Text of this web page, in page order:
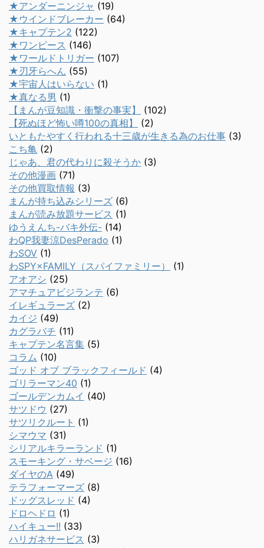
★アンダーニンジャ (19)
★ウインドブレーカー (64)
★キャプテン2 (122)
★ワンピース (146)
★ワールドトリガー (107)
★刃牙らへん (55)
★宇宙人はいらない (1)
★真なる男 (1)
【まんが豆知識・衝撃の事実】
(102)
【死ぬほど怖い噂100の真相】
(2)
いともたやすく行われる十三歳が生きる為のお仕事 (3)
こち亀 (2)
じゃあ、君の代わりに殺そうか (3)
その他漫画 (71)
その他買取情報 (3)
まんが持ち込みシリーズ (6)
まんが読み放題サービス (1)
ゆうえんち-バキ外伝- (14)
わQP我妻涼DesPerado (1)
わSOV (1)
わSPY×FAMILY（スパイファミリー）
(1)
アオアシ (25)
アマチュアビジランテ (6)
イレギュラーズ (2)
カイジ (49)
カグラバチ (11)
キャプテン名言集 (5)
コラム (10)
ゴッド オブ ブラックフィールド (4)
ゴリラーマン40 (1)
ゴールデンカムイ (40)
サツドウ (27)
サツリクルート (1)
シマウマ (31)
シリアルキラーランド (1)
スモーキング・サベージ (16)
ダイヤのA (49)
テラフォーマーズ (8)
ドッグスレッド (4)
ドロヘドロ (1)
ハイキュー!! (33)
ハリガネサービス (3)